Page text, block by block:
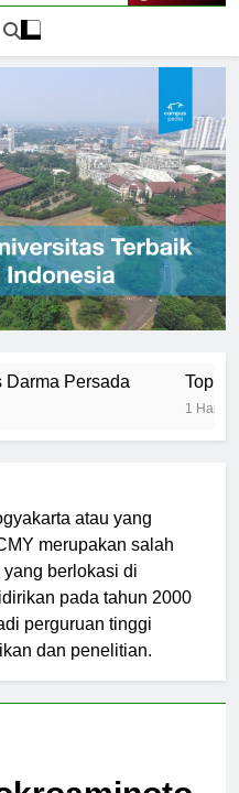
Top
atau yang
merupakan salah
berlokasi di
pada tahun 2000
perguruan tinggi